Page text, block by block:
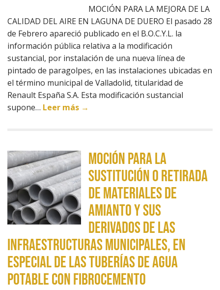
MOCIÓN PARA LA MEJORA DE LA
CALIDAD DEL AIRE EN LAGUNA DE DUERO El pasado 28
de Febrero apareció publicado en el B.O.C.Y.L. la
información pública relativa a la modificación
sustancial, por instalación de una nueva línea de
pintado de paragolpes, en las instalaciones ubicadas en
el término municipal de Valladolid, titularidad de
Renault España S.A. Esta modificación sustancial
supone… Leer más →
MOCIÓN PARA LA
SUSTITUCIÓN O RETIRADA
DE MATERIALES DE
AMIANTO Y SUS
DERIVADOS DE LAS
INFRAESTRUCTURAS MUNICIPALES, EN
ESPECIAL DE LAS TUBERÍAS DE AGUA
POTABLE CON FIBROCEMENTO